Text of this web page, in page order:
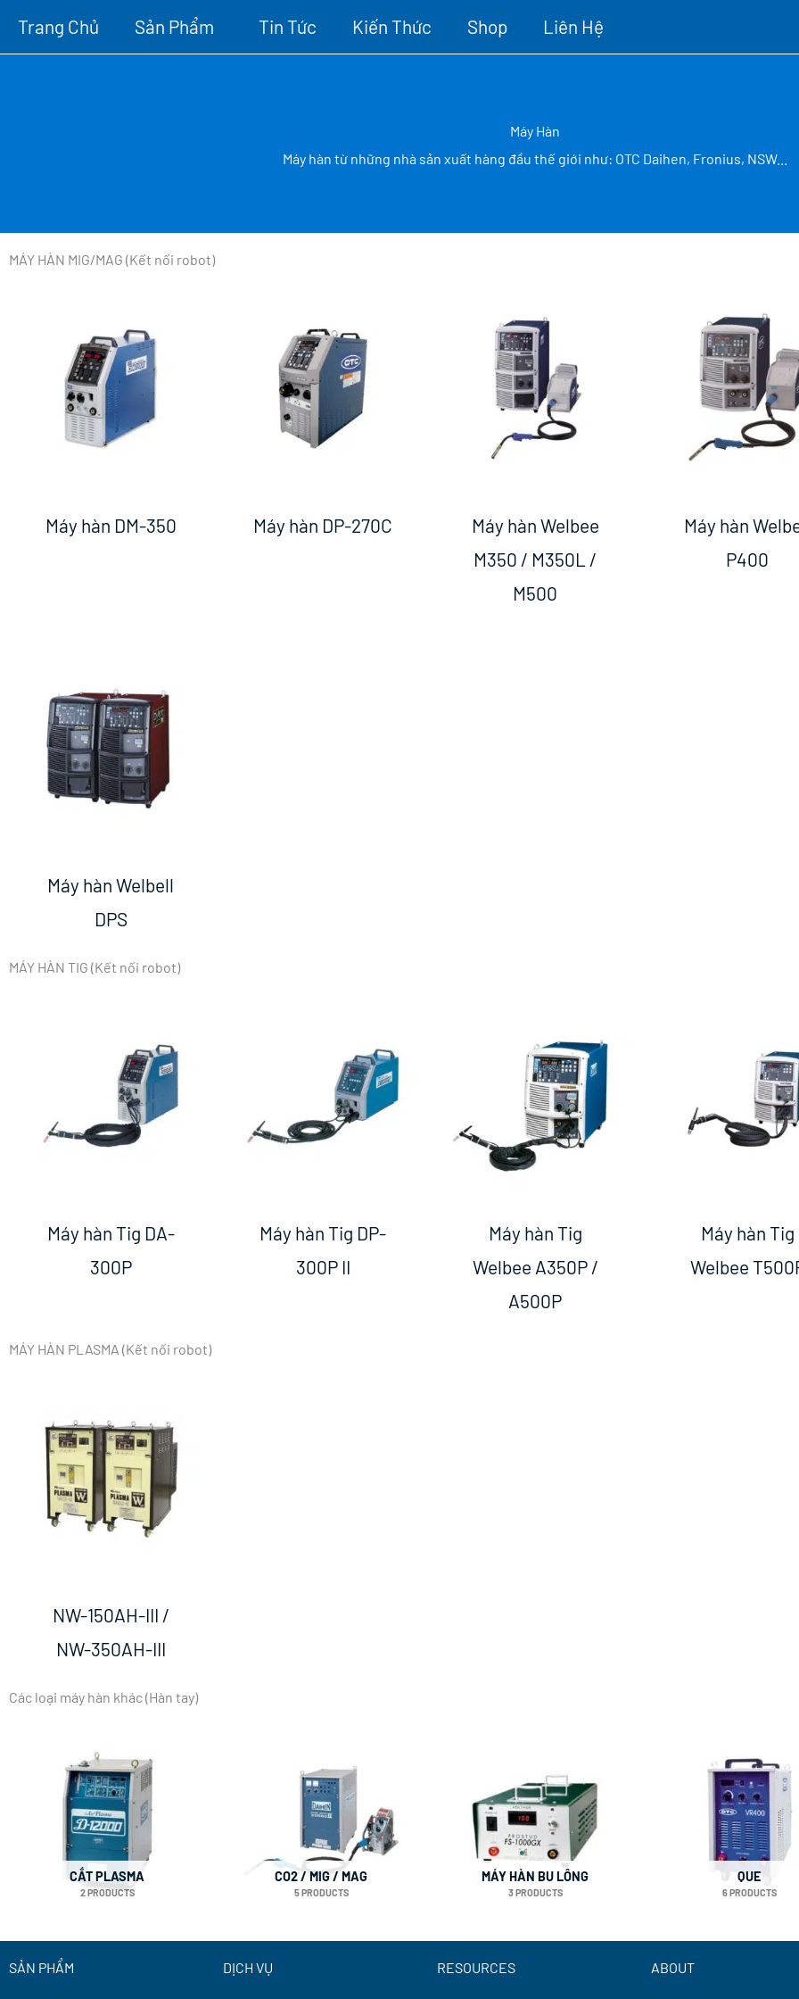
Trang Chủ Sản Phẩm Tin Tức Kiến Thức Shop Liên Hệ
Máy Hàn
Máy hàn từ những nhà sản xuất hàng đầu thế giới như: OTC Daihen, Fronius, NSW...
MÁY HÀN MIG/MAG (Kết nối robot)
Máy hàn DM-350 Máy hàn DP-270C
Máy hàn Welbee
M350 / M350L /
M500
Máy hàn
P400
Máy hàn Welbell
DPS
MÁY HÀN TIG (Kết nối robot)
Máy hàn Tig DA-
300P
Máy hàn Tig DP-
300P II
Máy hàn Tig
Welbee A350P /
A500P
Máy hàn Tig
Welbee
MÁY HÀN PLASMA (Kết nối robot)
NW-150AH-III /
NW-350AH-III
Các loại máy hàn khác (Hàn tay)
CẮT PLASMA
2 PRODUCTS
CO2 / MIG / MAG
5 PRODUCTS
MÁY HÀN BU LÔNG
3 PRODUCTS
QUE
6 PRODUCTS
SẢN PHẨM DỊCH VỤ RESOURCES ABOUT